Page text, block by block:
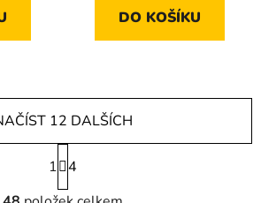
DO KOŠÍKU
O
12 DALŠÍCH
S
t
r
1 4